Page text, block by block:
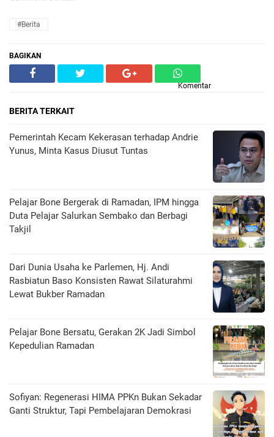
#Berita
BAGIKAN
Komentar
BERITA TERKAIT
Pemerintah Kecam Kekerasan terhadap Andrie
Yunus, Minta Kasus Diusut Tuntas
Pelajar Bone Bergerak di Ramadan, IPM hingga
Duta Pelajar Salurkan Sembako dan Berbagi
Takjil
Dari Dunia Usaha ke Parlemen, Hj. Andi
Rasbiatun Baso Konsisten Rawat Silaturahmi
Lewat Bukber Ramadan
Pelajar Bone Bersatu, Gerakan 2K Jadi Simbol
Kepedulian Ramadan
Sofiyan: Regenerasi HIMA PPKn Bukan Sekadar
Ganti Struktur, Tapi Pembelajaran Demokrasi